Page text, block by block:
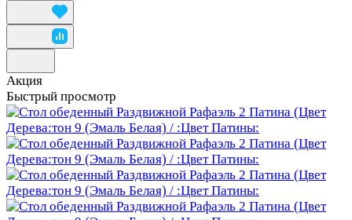
Акция
Быстрый просмотр